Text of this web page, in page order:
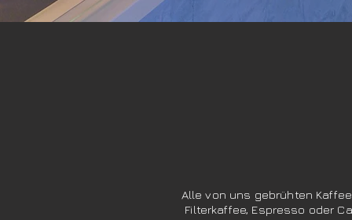
Alle von uns gebrühten
Filterkaffee, Espresso oder